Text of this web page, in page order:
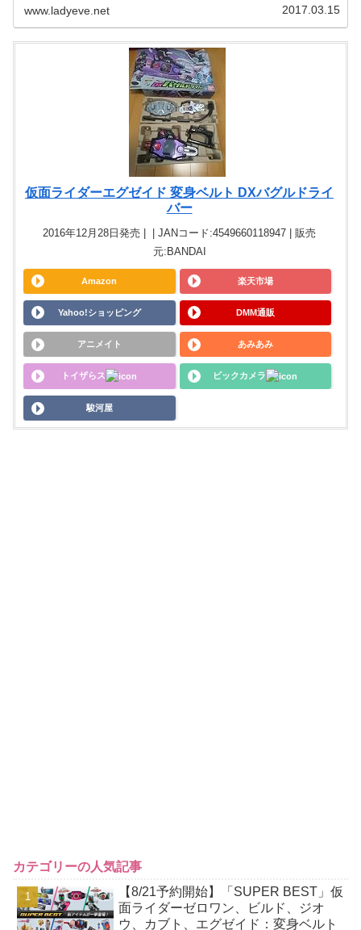
www.ladyeve.net 2017.03.15
仮面ライダーエグゼイド 変身ベルト DXバグルドライ
バー
2016年12月28日発売 | | JANコード:4549660118947 | 販売
元:BANDAI
Amazon 楽天市場
Yahoo!ショッピング DMM通販
アニメイト あみあみ
トイザらス ビックカメラ
駿河屋
カテゴリーの人気記事
【8/21予約開始】「SUPER BEST」仮
面ライダーゼロワン、ビルド、ジオ
ウ、カブト、エグゼイド：変身ベルト